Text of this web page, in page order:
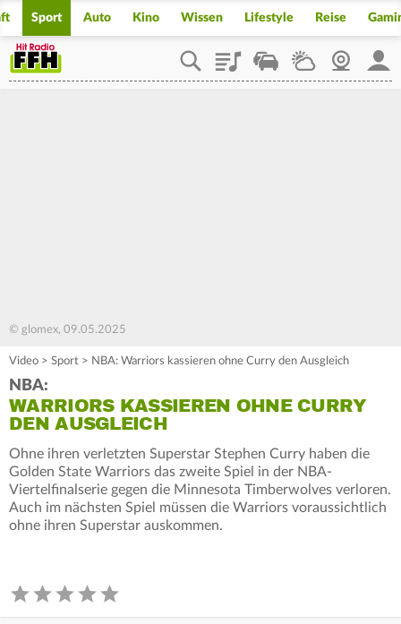
Sport Auto Kino Wissen Lifestyle Reise
PlaylistStaupilotWetterWebcam
© glomex, 09.05.2025
Video > Sport > NBA: Warriors kassieren ohne Curry den Ausgleich
NBA:
WARRIORS KASSIEREN OHNE CURRY
DEN AUSGLEICH
Ohne ihren verletzten Superstar Stephen Curry haben die
Golden State Warriors das zweite Spiel in der NBA-
Viertelfinalserie gegen die Minnesota Timberwolves verloren.
Auch im nächsten Spiel müssen die Warriors voraussichtlich
ohne ihren Superstar auskommen.